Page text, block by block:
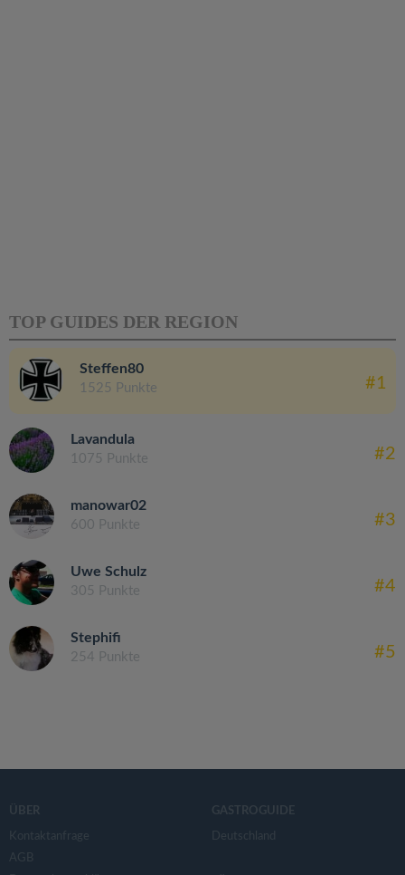
TOP GUIDES DER REGION
Steffen80
1525 Punkte #1
Lavandula
1075 Punkte #2
manowar02
600 Punkte #3
Uwe Schulz
305 Punkte #4
Stephifi
254 Punkte #5
ÜBER
Kontaktanfrage
AGB
GASTROGUIDE
Deutschland